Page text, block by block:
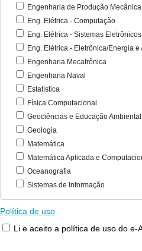
Engenharia de Produção Mecânica
Eng. Elétrica - Computação
Eng. Elétrica - Sistemas Eletrônicos
Eng. Elétrica - Eletrônica/Energia e
Engenharia Mecatrônica
Engenharia Naval
Estatística
Física Computacional
Geociências e Educação Ambiental
Geologia
Matemática
Matemática Aplicada e
Oceanografia
Sistemas de Informação
Política de uso
Li e aceito a política de uso do e-